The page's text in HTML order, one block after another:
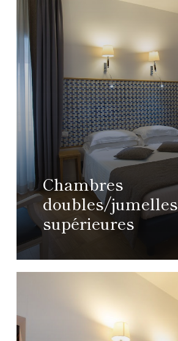
Chambres
doubles/jumelles
supérieures